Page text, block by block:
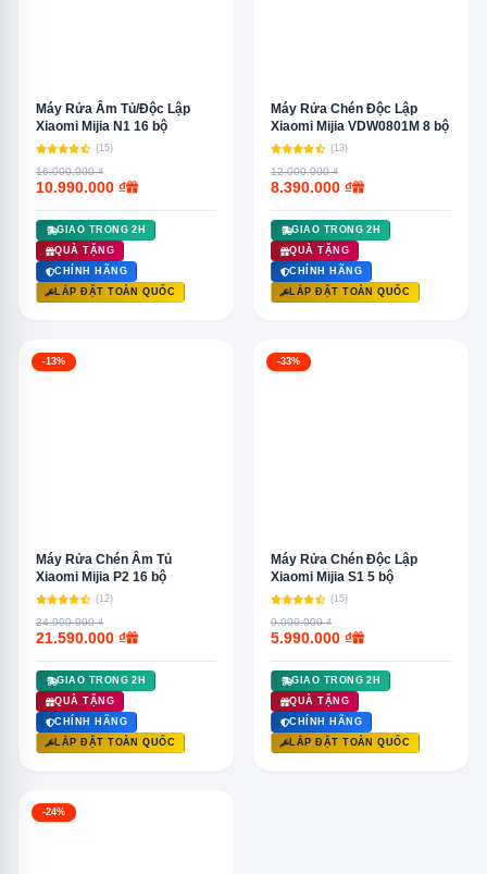
Máy Rửa Âm Tủ/Độc Lập
Xiaomi Mijia N1 16 bộ
(15)
16.000.000 ₫
10.990.000 ₫
GIAO TRONG 2H
QUÀ TẶNG
CHÍNH HÃNG
LẮP ĐẶT TOÀN QUỐC
Máy Rửa Chén Độc Lập
Xiaomi Mijia VDW0801M 8 bộ
(13)
12.000.000 ₫
8.390.000 ₫
GIAO TRONG 2H
QUÀ TẶNG
CHÍNH HÃNG
LẮP ĐẶT TOÀN QUỐC
-13%
Máy Rửa Chén Âm Tủ
Xiaomi Mijia P2 16 bộ
(12)
24.900.000 ₫
21.590.000 ₫
GIAO TRONG 2H
QUÀ TẶNG
CHÍNH HÃNG
LẮP ĐẶT TOÀN QUỐC
-33%
Máy Rửa Chén Độc Lập
Xiaomi Mijia S1 5 bộ
(15)
9.000.000 ₫
5.990.000 ₫
GIAO TRONG 2H
QUÀ TẶNG
CHÍNH HÃNG
LẮP ĐẶT TOÀN QUỐC
-24%